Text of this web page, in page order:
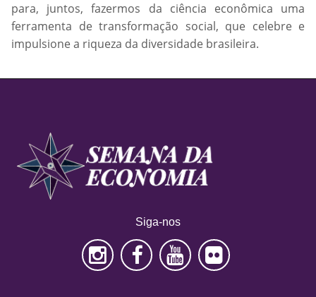
para, juntos, fazermos da ciência econômica uma
ferramenta de transformação social, que celebre e
impulsione a riqueza da diversidade brasileira.
Siga-nos